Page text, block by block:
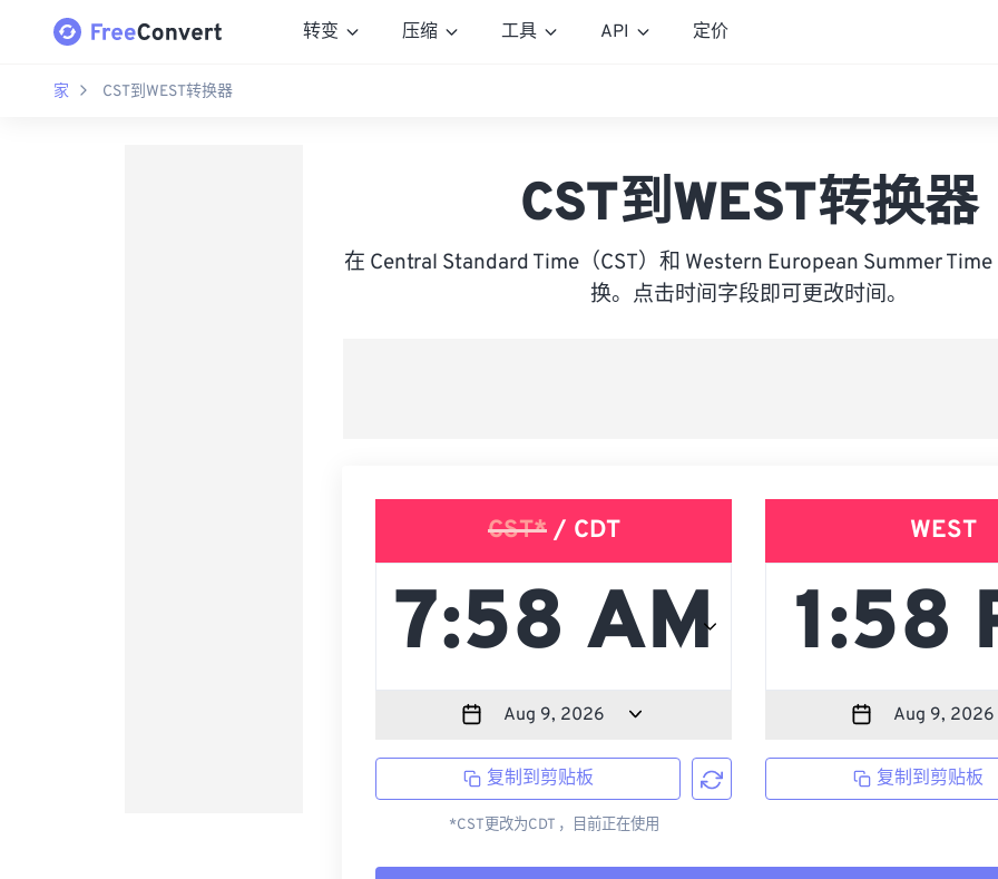
转变 压缩 工具 API 定价
家 CST到WEST转换器
CST到WEST转换器
在 Central Standard Time（CST）和 Western European Summer
换。点击时间字段即可更改时间。
CST*/ CDT
复制到剪贴板
*CST更改为CDT ，目前正在使用
WEST
复制到剪贴板